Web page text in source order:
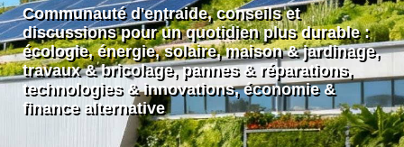
Communauté d'entraide, conseils et
discussions pour un quotidien plus durable :
écologie, énergie, solaire, maison & jardinage,
travaux & bricolage, pannes & réparations,
technologies & innovations, économie &
finance alternative